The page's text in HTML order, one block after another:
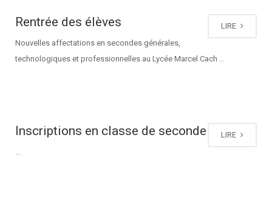
LIRE
Rentrée des élèves
Nouvelles affectations en secondes générales,
technologiques et professionnelles au Lycée Marcel Cach ...
LIRE
Inscriptions en classe de seconde